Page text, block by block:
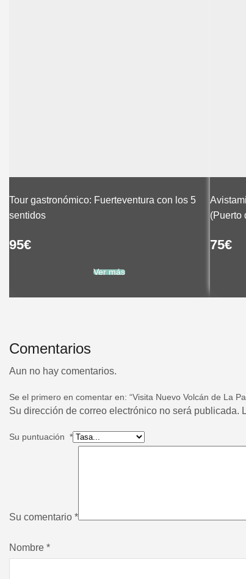
Tour gastronómico: Fuerteventura con los 5
sentidos
95€
Ver más
(Puerto
75€
Comentarios
Aun no hay comentarios.
Se el primero en comentar en: “Visita Nuevo Volcán de La
Su dirección de correo electrónico no será publicada.
Su puntuación *
Su comentario *
Nombre *